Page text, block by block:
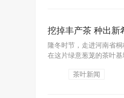
挖掉丰产茶 种出新
隆冬时节，走进河南省
在这片绿意葱茏的茶叶基
茶叶新闻